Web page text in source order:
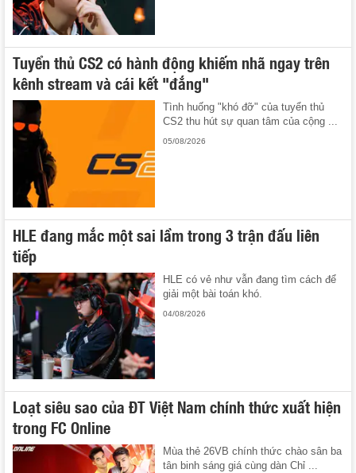
Tuyển thủ CS2 có hành động khiếm nhã ngay trên
kênh stream và cái kết "đắng"
Tình huống "khó đỡ" của tuyển thủ
CS2 thu hút sự quan tâm của cộng ...
05/08/2026
HLE đang mắc một sai lầm trong 3 trận đấu liên
tiếp
HLE có vẻ như vẫn đang tìm cách để
giải một bài toán khó.
04/08/2026
Loạt siêu sao của ĐT Việt Nam chính thức xuất hiện
trong FC Online
Mùa thẻ 26VB chính thức chào sân ba
tân binh sáng giá cùng dàn Chỉ ...